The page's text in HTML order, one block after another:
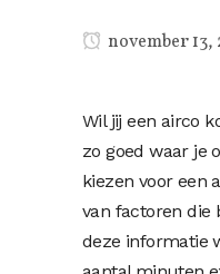
november 13,
Wil jij een airco
zo goed waar je
kiezen voor een
van factoren die
deze informatie